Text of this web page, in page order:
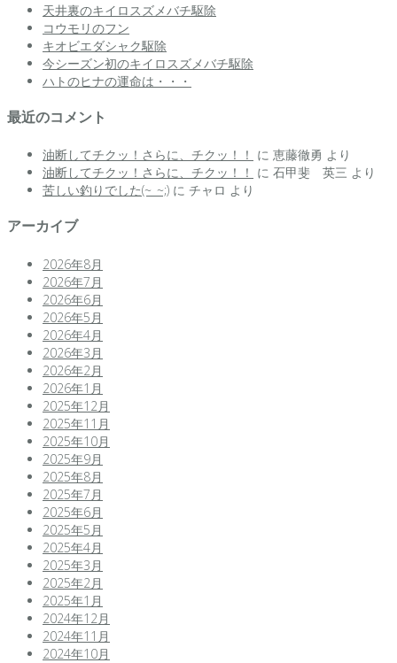
天井裏のキイロスズメバチ駆除
コウモリのフン
キオビエダシャク駆除
今シーズン初のキイロスズメバチ駆除
ハトのヒナの運命は・・・
最近のコメント
油断してチクッ！さらに、チクッ！！ に 恵藤徹勇 より
油断してチクッ！さらに、チクッ！！ に 石甲斐 英三 より
苦しい釣りでした(~_~;) に チャロ より
アーカイブ
2026年8月
2026年7月
2026年6月
2026年5月
2026年4月
2026年3月
2026年2月
2026年1月
2025年12月
2025年11月
2025年10月
2025年9月
2025年8月
2025年7月
2025年6月
2025年5月
2025年4月
2025年3月
2025年2月
2025年1月
2024年12月
2024年11月
2024年10月